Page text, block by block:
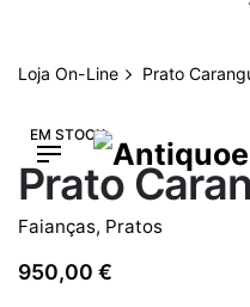
content
Loja On-Line Prato
EM STOCK
Prato
Faianças, Pratos
950,00 €